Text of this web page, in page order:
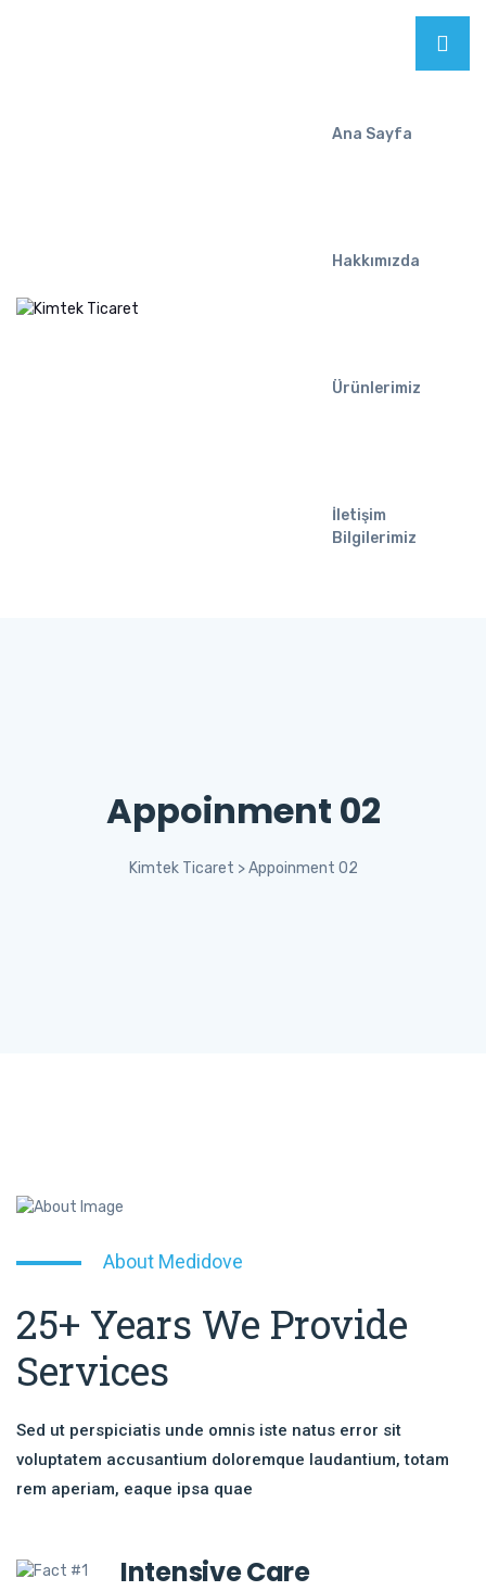
Ana Sayfa
Hakkımızda
Ürünlerimiz
İletişim
Bilgilerimiz
Appoinment 02
Kimtek Ticaret >Appoinment 02
About Medidove
25+ Years We Provide
Services
Sed ut perspiciatis unde omnis iste natus error sit
voluptatem accusantium doloremque laudantium, totam
rem aperiam, eaque ipsa quae
Intensive Care